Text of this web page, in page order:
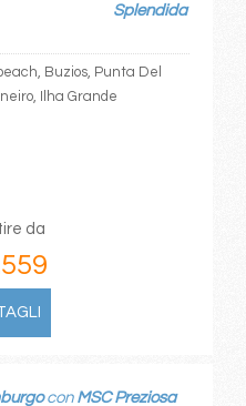
Splendida
Buzios, Punta Del
Ilha Grande
da
con MSC Preziosa